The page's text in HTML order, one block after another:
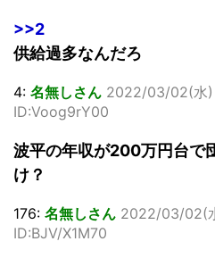
>>2
供給過多なんだろ
4: 名無しさん 2022/03/02(水)
ID:Voog9rY00
波平の年収が200万円台で
け？
176: 名無しさん 2022/03/02(
ID:BJV/X1M70